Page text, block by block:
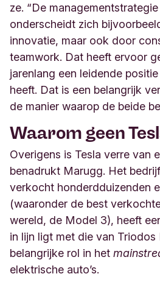
ze. “De
onderscheidt zich
innovatie, maar ook door
teamwork. Dat heeft ervoor
jarenlang een leidende
heeft. Dat is een belangrijk
de manier waarop de beide
Waarom geen
Overigens is Tesla verre van
benadrukt Marugg. Het
verkocht honderdduizenden
(waaronder de best
wereld, de Model 3), heeft
in lijn ligt met die van Triodos
belangrijke rol in het
elektrische auto’s.